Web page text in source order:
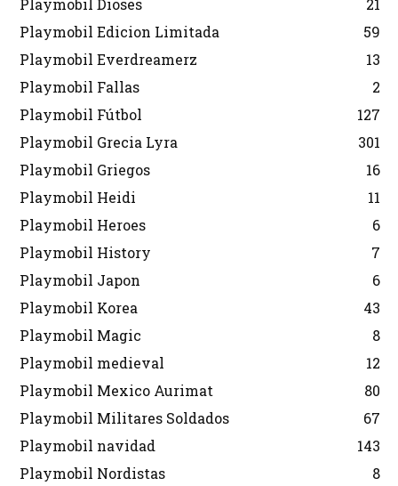
Playmobil Edicion Limitada
59
Playmobil Everdreamerz
13
Playmobil Fallas
2
Playmobil Fútbol
127
Playmobil Grecia Lyra
301
Playmobil Griegos
16
Playmobil Heidi
11
Playmobil Heroes
6
Playmobil History
7
Playmobil Japon
6
Playmobil Korea
43
Playmobil Magic
8
Playmobil medieval
12
Playmobil Mexico Aurimat
80
Playmobil Militares Soldados
67
Playmobil navidad
143
Playmobil Nordistas
8